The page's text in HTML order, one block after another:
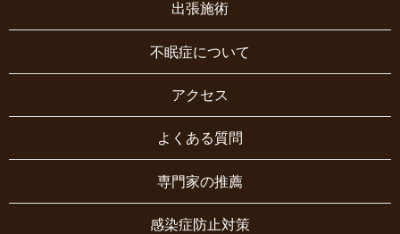
出張施術
不眠症について
アクセス
よくある質問
専門家の推薦
感染症防止対策